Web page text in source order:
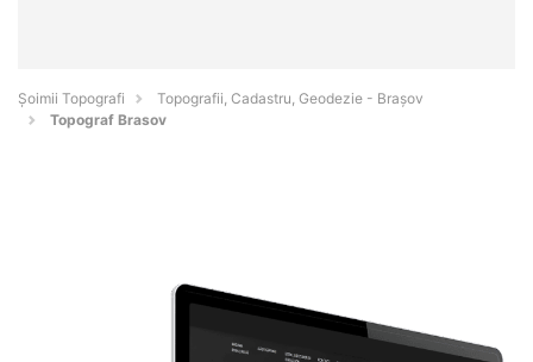
Șoimii Topografi
Topografii, Cadastru, Geodezie - Braşov
Topograf Brasov